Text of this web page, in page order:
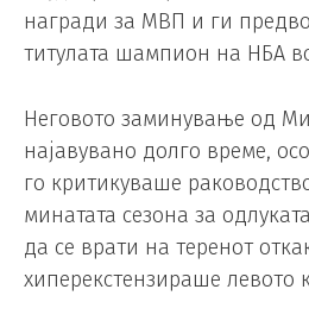
награди за МВП и ги
титулата шампион на НБА
Неговото заминување од
најавувано долго време,
го критикуваше
минатата сезона за
да се врати на теренот
хиперекстензираше левото